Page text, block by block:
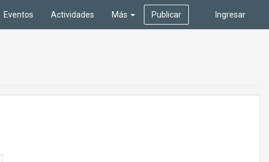
Ingresar
Eventos Actividades Más Publicar